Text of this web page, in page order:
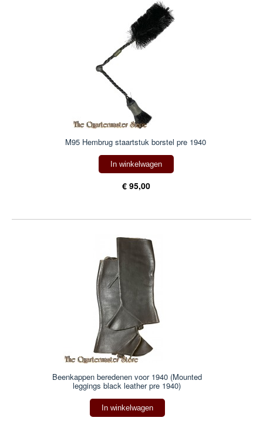
M95 Hembrug staartstuk borstel pre 1940
In winkelwagen
€ 95,00
Beenkappen beredenen voor 1940 (Mounted
leggings black leather pre 1940)
In winkelwagen